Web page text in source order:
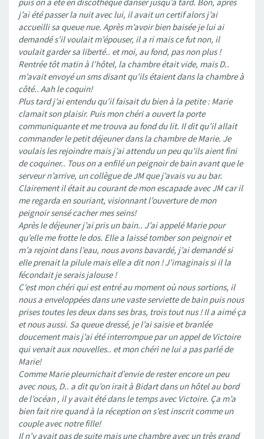
j’ai été passer la nuit avec lui, il avait un certif alors j’ai
accueilli sa queue nue. Après m’avoir bien baisée je lui ai
demandé s’il voulait m’épouser, il a ri mais ce fut non, il
voulait garder sa liberté.. et moi, au fond, pas non plus !
Rentrée tôt matin à l’hôtel, la chambre était vide, mais D..
m’avait envoyé un sms disant qu’ils étaient dans la chambre à
côté.. Aah le coquin!
Plus tard j’ai entendu qu’il faisait du bien à la petite : Marie
clamait son plaisir. Puis mon chéri a ouvert la porte
communiquante et me trouva au fond du lit. Il dit qu’il allait
commander le petit déjeuner dans la chambre de Marie. Je
voulais les rejoindre mais j’ai attendu un peu qu’ils aient fini
de coquiner.. Tous on a enfilé un peignoir de bain avant que le
serveur n’arrive, un collègue de JM que j’avais vu au bar.
Clairement il était au courant de mon escapade avec JM car il
me regarda en souriant, visionnant l’ouverture de mon
peignoir sensé cacher mes seins!
Après le déjeuner j’ai pris un bain.. J’ai appelé Marie pour
qu’elle me frotte le dos. Elle a laissé tomber son peignoir et
m’a rejoint dans l’eau, nous avons bavardé, j’ai demandé si
elle prenait la pilule mais elle a dit non ! J’imaginais si il la
fécondait je serais jalouse !
C’est mon chéri qui est entré au moment où nous sortions, il
nous a enveloppées dans une vaste serviette de bain puis nous
prises toutes les deux dans ses bras, trois tout nus ! Il a aimé ça
et nous aussi. Sa queue dressé, je l’ai saisie et branlée
doucement mais j’ai été interrompue par un appel de Victoire
qui venait aux nouvelles.. et mon chéri ne lui a pas parlé de
Marie!
Comme Marie pleurnichait d’envie de rester encore un peu
avec nous, D.. a dit qu’on irait à Bidart dans un hôtel au bord
de l’océan , il y avait été dans le temps avec Victoire. Ça m’a
bien fait rire quand à la réception on s’est inscrit comme un
couple avec notre fille!
Il n’y avait pas de suite mais une chambre avec un très grand